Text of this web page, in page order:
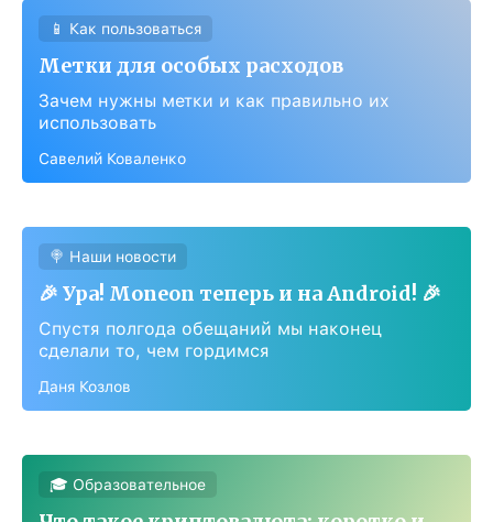
📱 Как пользоваться
Метки для особых расходов
Зачем нужны метки и как правильно их
использовать
Савелий Коваленко
🍭 Наши новости
🎉 Ура! Moneon теперь и на Android! 🎉
Спустя полгода обещаний мы наконец
сделали то, чем гордимся
Даня Козлов
🎓 Образовательное